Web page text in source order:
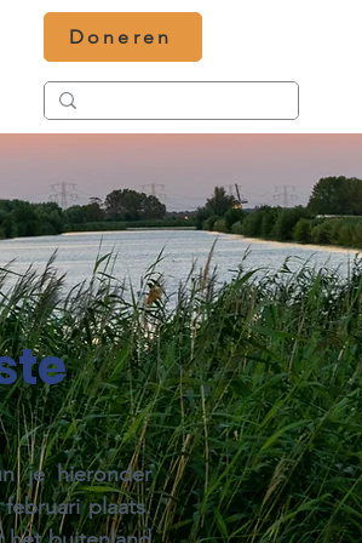
Doneren
je hieronder
plaats.